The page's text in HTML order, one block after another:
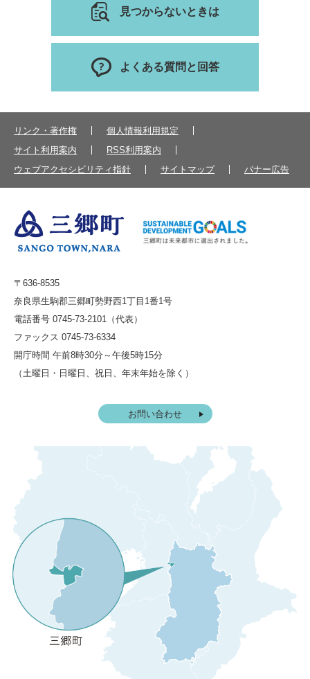
見つからないときは
よくある質問と回答
リンク・著作権
個人情報利用規定
サイト利用案内
RSS利用案内
ウェブアクセシビリティ指針
サイトマップ バナー広告
〒636-8535
奈良県生駒郡三郷町勢野西1丁目1番1号
電話番号 0745-73-2101（代表）
ファックス 0745-73-6334
開庁時間 午前8時30分～午後5時15分
（土曜日・日曜日、祝日、年末年始を除く）
お問い合わせ